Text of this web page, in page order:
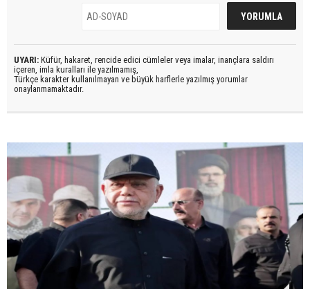
UYARI: Küfür, hakaret, rencide edici cümleler veya imalar, inançlara saldırı
içeren, imla kuralları ile yazılmamış,
Türkçe karakter kullanılmayan ve büyük harflerle yazılmış yorumlar
onaylanmamaktadır.